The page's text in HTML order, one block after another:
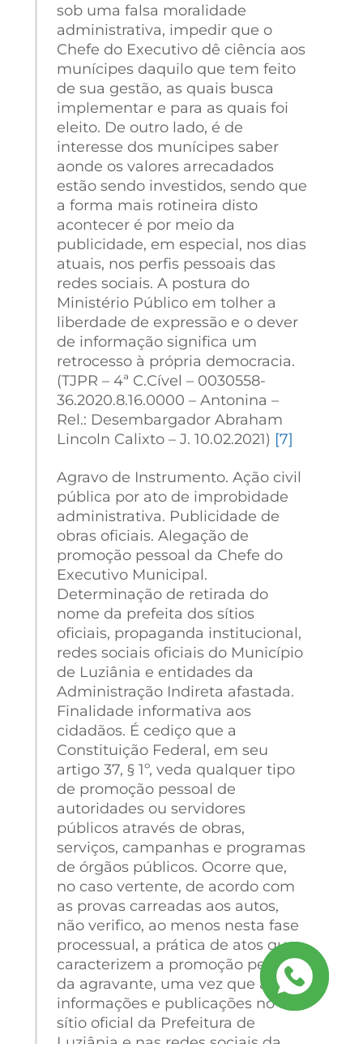
sob uma falsa moralidade
administrativa, impedir que o
Chefe do Executivo dê ciência aos
munícipes daquilo que tem feito
de sua gestão, as quais busca
implementar e para as quais foi
eleito. De outro lado, é de
interesse dos munícipes saber
aonde os valores arrecadados
estão sendo investidos, sendo que
a forma mais rotineira disto
acontecer é por meio da
publicidade, em especial, nos dias
atuais, nos perfis pessoais das
redes sociais. A postura do
Ministério Público em tolher a
liberdade de expressão e o dever
de informação significa um
retrocesso à própria democracia.
(TJPR – 4ª C.Cível – 0030558-
36.2020.8.16.0000 – Antonina –
Rel.: Desembargador Abraham
Lincoln Calixto – J. 10.02.2021) [7]
Agravo de Instrumento. Ação civil
pública por ato de improbidade
administrativa. Publicidade de
obras oficiais. Alegação de
promoção pessoal da Chefe do
Executivo Municipal.
Determinação de retirada do
nome da prefeita dos sítios
oficiais, propaganda institucional,
redes sociais oficiais do Município
de Luziânia e entidades da
Administração Indireta afastada.
Finalidade informativa aos
cidadãos. É cediço que a
Constituição Federal, em seu
artigo 37, § 1º, veda qualquer tipo
de promoção pessoal de
autoridades ou servidores
públicos através de obras,
serviços, campanhas e programas
de órgãos públicos. Ocorre que,
no caso vertente, de acordo com
as provas carreadas aos autos,
não verifico, ao menos nesta fase
processual, a prática de atos que
caracterizem a promoção pessoal
da agravante, uma vez que as
informações e publicações no
sítio oficial da Prefeitura de